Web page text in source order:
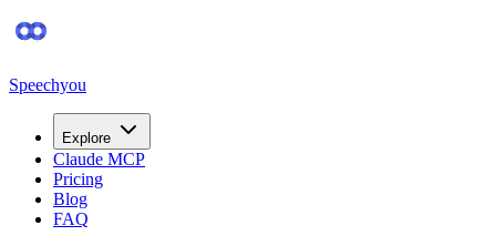
Speechyou
Explore
Claude MCP
Pricing
Blog
FAQ